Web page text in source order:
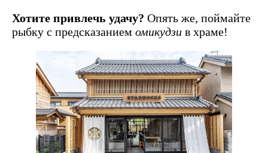
Хотите привлечь удачу? Опять же, поймайте
рыбку с предсказанием омикудзи в храме!